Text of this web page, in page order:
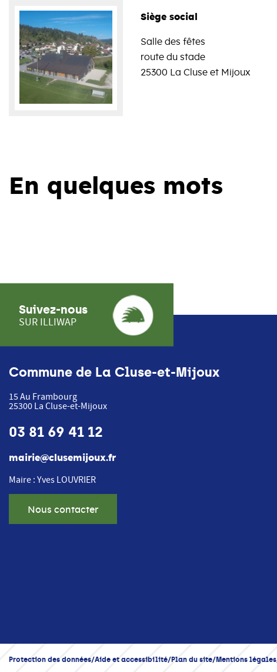
Siège social
Salle des fêtes
route du stade
25300 La Cluse et Mijoux
En quelques mots
Suivez-nous
SUR ILLIWAP
Commune de La Cluse-et-Mijoux
15 Au Frambourg
25300 La Cluse-et-Mijoux
03 81 69 41 12
mairie@clusemijoux.fr
Maire : Yves LOUVRIER
Nous contacter
Protection des données Aide et accessibilité Plan du site Mentions légales